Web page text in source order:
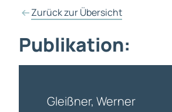
Zurück zur Übersicht
Publikation:
Gleißner, Werner